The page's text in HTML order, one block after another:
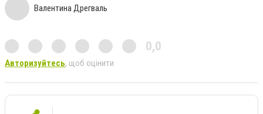
Валентина Дрегваль
0,0
Авторизуйтесь, щоб оцінити